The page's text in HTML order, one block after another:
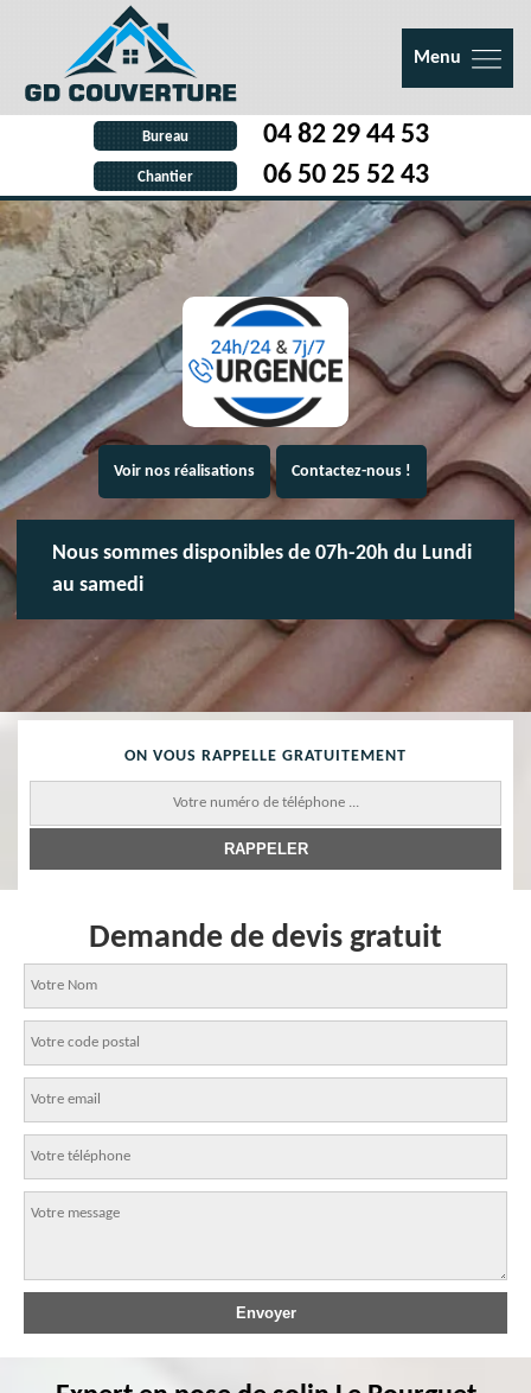
Menu
Bureau 04 82 29 44 53
Chantier 06 50 25 52 43
Voir nos réalisations Contactez-nous !
Nous sommes disponibles de 07h-20h du Lundi
au samedi
ON VOUS RAPPELLE GRATUITEMENT
Demande de devis gratuit